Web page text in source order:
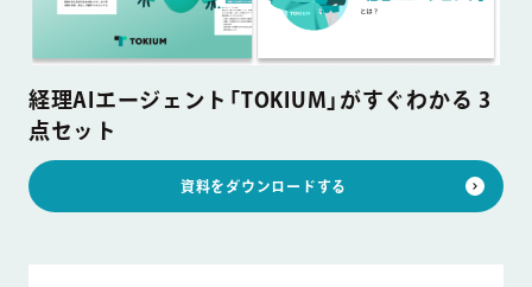
経理AIエージェント「TOKIUM」がすぐわかる 3
点セット
資料をダウンロードする